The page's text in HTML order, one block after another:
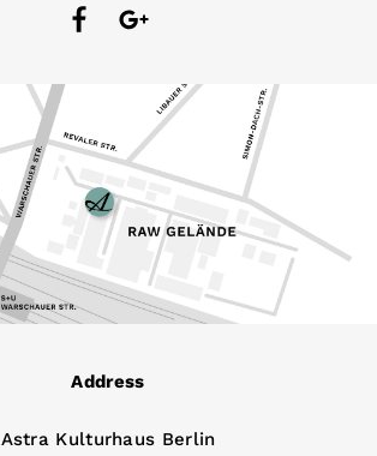
Address
Astra Kulturhaus Berlin